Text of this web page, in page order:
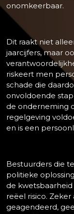
onomkeerbaar.
Dit raakt niet
jaarcijfers, maar
riskeert men
schade die
onvoldoende
de onderneming
regelgeving
en is een
Bestuurders die
politieke
de
reëel risico. Zeker
geagendeerd,